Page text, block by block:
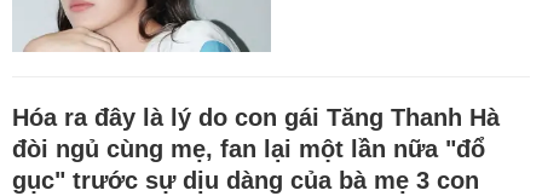
Hóa ra đây là lý do con gái Tăng Thanh Hà
đòi ngủ cùng mẹ, fan lại một lần nữa "đổ
gục" trước sự dịu dàng của bà mẹ 3 con